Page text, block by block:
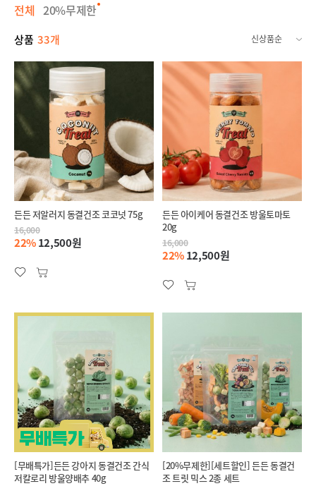
전체 20%무제한
상품 33개
든든 저알러지 동결건조 코코넛 75g
16,000
22%12,500원
든든 아이케어 동결건조 방울토마토
20g
16,000
22%12,500원
[무배특가]든든 강아지 동결건조 간식
저칼로리 방울양배추 40g
[20%무제한][세트할인] 든든 동결건
조 트릿 믹스 2종 세트